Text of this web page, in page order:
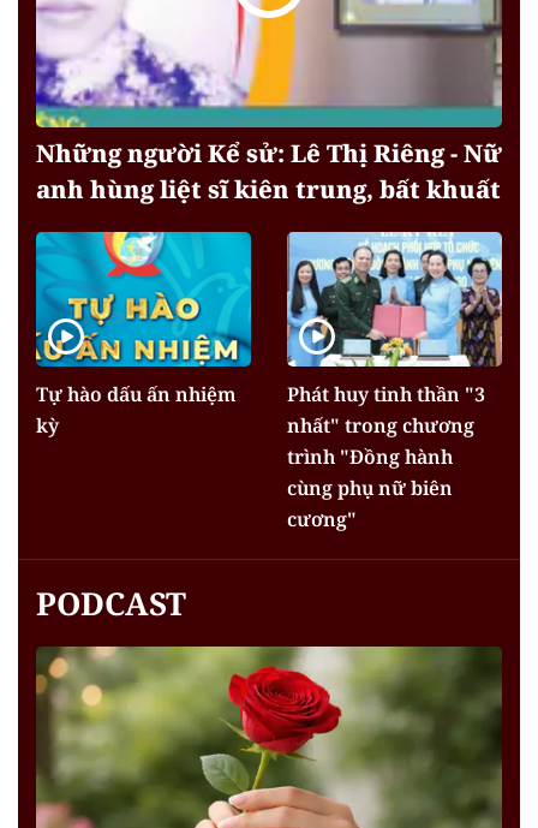
Những người Kể sử: Lê Thị Riêng - Nữ
anh hùng liệt sĩ kiên trung, bất khuất
Tự hào dấu ấn nhiệm
kỳ
Phát huy tinh thần "3
nhất" trong chương
trình "Đồng hành
cùng phụ nữ biên
cương"
PODCAST